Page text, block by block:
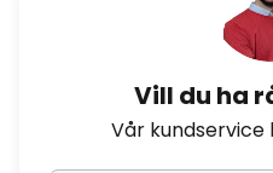
Vill du ha
Vår kundservice